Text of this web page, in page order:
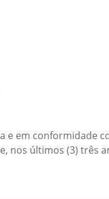
em conformidade
nos últimos (3)